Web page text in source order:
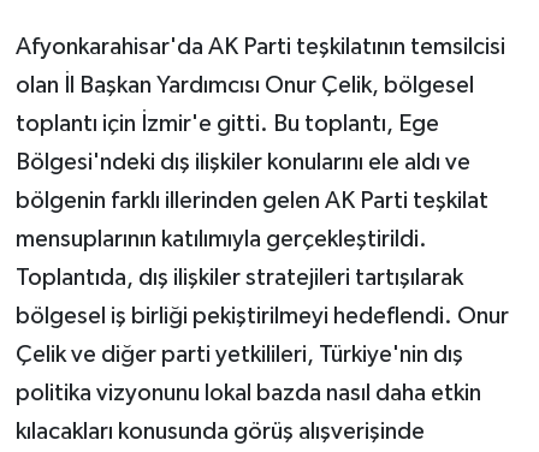
Afyonkarahisar'da AK Parti teşkilatının temsilcisi
olan İl Başkan Yardımcısı Onur Çelik, bölgesel
toplantı için İzmir'e gitti. Bu toplantı, Ege
Bölgesi'ndeki dış ilişkiler konularını ele aldı ve
bölgenin farklı illerinden gelen AK Parti teşkilat
mensuplarının katılımıyla gerçekleştirildi.
Toplantıda, dış ilişkiler stratejileri tartışılarak
bölgesel iş birliği pekiştirilmeyi hedeflendi. Onur
Çelik ve diğer parti yetkilileri, Türkiye'nin dış
politika vizyonunu lokal bazda nasıl daha etkin
kılacakları konusunda görüş alışverişinde